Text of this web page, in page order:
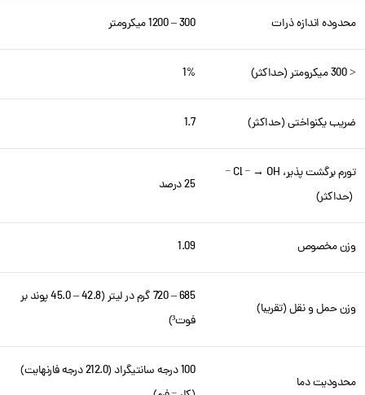
محدوده اندازه ذرات 300 – 1200 میکرومتر
< 300 میکرومتر (حداکثر) 1%
ضریب یکنواختی (حداکثر) 1.7
تورم برگشت پذیر، Cl –→ OH
–
(حداکثر)
25 درصد
وزن مخصوص 1.09
وزن حمل و نقل (تقریبا)
685 – 720 گرم در لیتر (42.8 – 45.0 پوند بر
فوت³)
محدودیت دما
100 درجه سانتیگراد (212.0 درجه فارنهایت)